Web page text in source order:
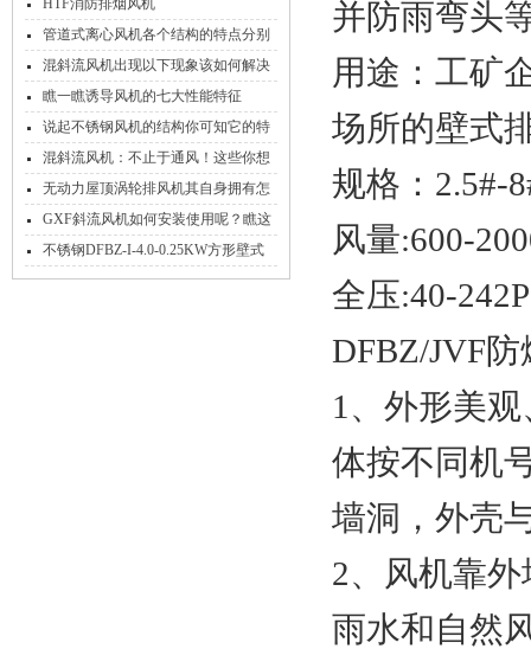
HTF消防排烟风机
管道式离心风机各个结构的特点分别
是什么
混斜流风机出现以下现象该如何解决
呢？
瞧一瞧诱导风机的七大性能特征
说起不锈钢风机的结构你可知它的特
点是什么？
混斜流风机：不止于通风！这些你想
不到的领域，它早已成核心担当
无动力屋顶涡轮排风机其自身拥有怎
样的优点呢？
GXF斜流风机如何安装使用呢？瞧这
里！
不锈钢DFBZ-I-4.0-0.25KW方形壁式
轴流风机
并防雨弯头
用途：工矿
场所的壁式
规格：
风量
全压:40-
DFBZ/JVF
1、外形美
体按不同机
墙洞，外壳
2、风机靠
雨水和自然